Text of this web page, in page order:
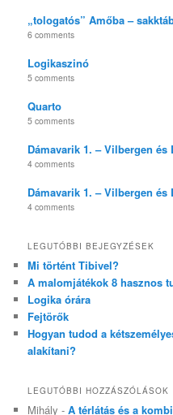
„tologatós” Amőba –
6 comments
Logikaszinó
5 comments
Quarto
5 comments
Dámavarik 1. – Vilbergen és
4 comments
Dámavarik 1. – Vilbergen
4 comments
LEGUTÓBBI BEJEGYZÉSEK
Mi történt Tibivel?
A malomjátékok 8 hasznos
Logika órára
Fejtörők
Hogyan tudod a
alakítani?
LEGUTÓBBI HOZZÁSZÓLÁSOK
Mihály -A térlátás és a